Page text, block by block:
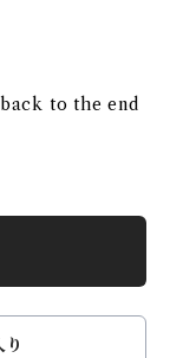
to the end